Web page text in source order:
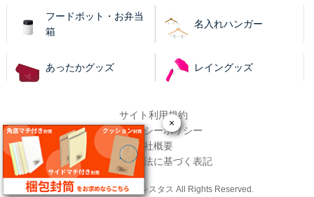
フードポット・お弁当
箱
名入れハンガー
あったかグッズ レイングッズ
サイト利用規約
プライバシーポリシー
会社概要
特定商取引法に基づく表記
Copyright© 株式会社レスタス All Rights Reserved.
×